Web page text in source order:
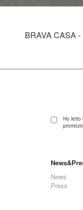
BRAVA CASA
Ho letto
News
Press